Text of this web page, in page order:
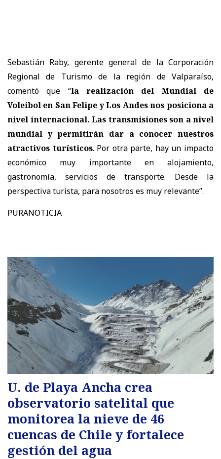
Sebastián Raby, gerente general de la Corporación
Regional de Turismo de la región de Valparaíso,
comentó que “la realización del Mundial de
Voleibol en San Felipe y Los Andes nos posiciona a
nivel internacional. Las transmisiones son a nivel
mundial y permitirán dar a conocer nuestros
atractivos turísticos. Por otra parte, hay un impacto
económico muy importante en alojamiento,
gastronomía, servicios de transporte. Desde la
perspectiva turista, para nosotros es muy relevante”.
PURANOTICIA
U. de Playa Ancha crea
observatorio satelital que
monitorea la nieve de 46
cuencas de Chile y fortalece
gestión del agua